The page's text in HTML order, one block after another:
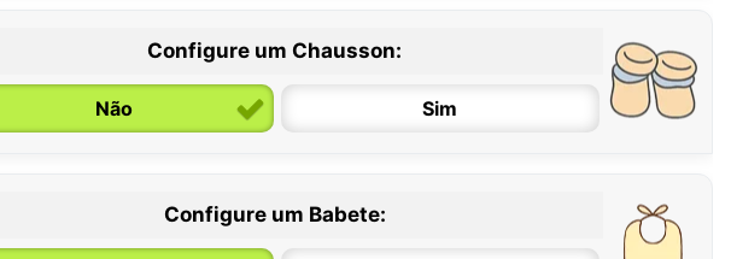
6 / 12 meses 12 / 18 meses
Configure um Chausson:
Não Sim
Configure um Babete: